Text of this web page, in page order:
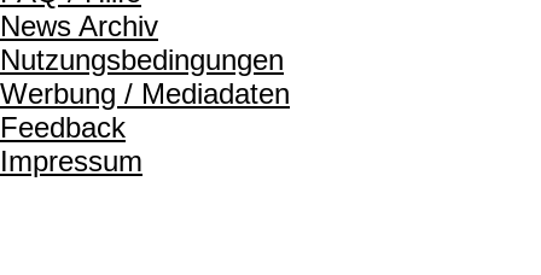
News Archiv
Nutzungsbedingungen
Werbung / Mediadaten
Feedback
Impressum